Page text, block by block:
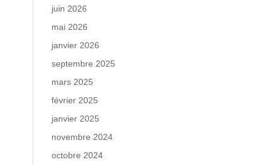
juin 2026
mai 2026
janvier 2026
septembre 2025
mars 2025
février 2025
janvier 2025
novembre 2024
octobre 2024